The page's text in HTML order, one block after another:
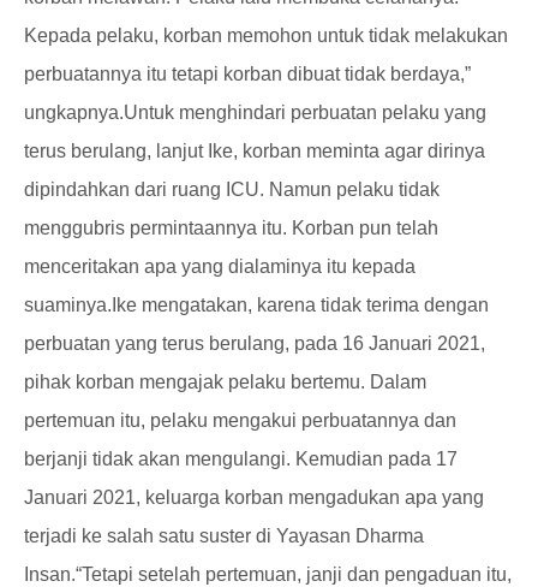
Kepada pelaku, korban memohon untuk tidak melakukan
perbuatannya itu tetapi korban dibuat tidak berdaya,”
ungkapnya.Untuk menghindari perbuatan pelaku yang
terus berulang, lanjut Ike, korban meminta agar dirinya
dipindahkan dari ruang ICU. Namun pelaku tidak
menggubris permintaannya itu. Korban pun telah
menceritakan apa yang dialaminya itu kepada
suaminya. Ike mengatakan, karena tidak terima dengan
perbuatan yang terus berulang, pada 16 Januari 2021,
pihak korban mengajak pelaku bertemu. Dalam
pertemuan itu, pelaku mengakui perbuatannya dan
berjanji tidak akan mengulangi. Kemudian pada 17
Januari 2021, keluarga korban mengadukan apa yang
terjadi ke salah satu suster di Yayasan Dharma
Insan.“Tetapi setelah pertemuan, janji dan pengaduan itu,